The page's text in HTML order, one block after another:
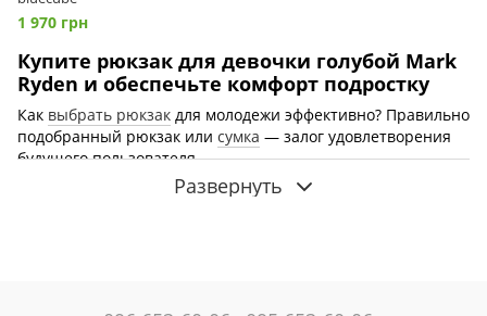
1 970 грн
Купите рюкзак для девочки голубой Mark
Ryden и обеспечьте комфорт подростку
Как выбрать рюкзак для молодежи эффективно? Правильно
подобранный рюкзак или сумка — залог удовлетворения
будущего пользователя.
Вот несколько советов, которые помогут вам сделать
Развернуть